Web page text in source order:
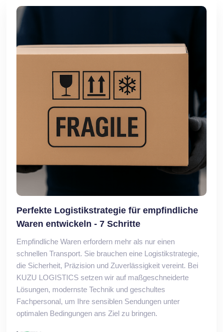
Perfekte Logistikstrategie für empfindliche
Waren entwickeln - 7 Schritte
Empfindliche Waren erfordern mehr als nur einen
schnellen Transport. Sie brauchen eine Logistikstrategie,
die Sicherheit, Präzision und Zuverlässigkeit vereint. Bei
KUZU LOGISTICS setzen wir auf maßgeschneiderte
Lösungen, modernste Technik und geschultes
Fachpersonal, um Ihre sensiblen Sendungen unter
optimalen Bedingungen ans Ziel zu bringen.